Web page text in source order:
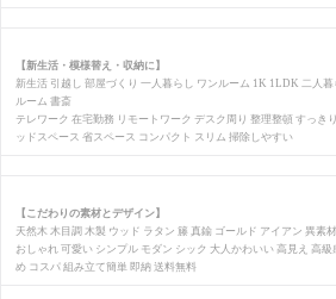
【新生活・模様替え・収納に】
新生活 引越し 部屋づくり 一人暮らし ワンルーム 1K 1LDK 二人
ルーム 書斎
テレワーク 在宅勤務 リモートワーク デスク周り 整理整頓 すっき
ッドスペース 省スペース コンパクト スリム 掃除しやすい
【こだわりの素材とデザイン】
天然木 木目調 木製 ウッド ラタン 籐 真鍮 ゴールド アイアン 異素
おしゃれ 可愛い シンプル モダン シック 大人かわいい 高見え 高
め コスパ 組み立て簡単 即納 送料無料